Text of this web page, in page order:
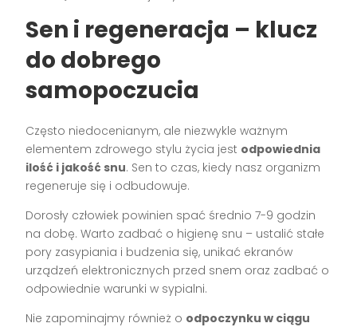
Sen i regeneracja – klucz
do dobrego
samopoczucia
Często niedocenianym, ale niezwykle ważnym
elementem zdrowego stylu życia jest odpowiednia
ilość i jakość snu. Sen to czas, kiedy nasz organizm
regeneruje się i odbudowuje.
Dorosły człowiek powinien spać średnio 7-9 godzin
na dobę. Warto zadbać o higienę snu – ustalić stałe
pory zasypiania i budzenia się, unikać ekranów
urządzeń elektronicznych przed snem oraz zadbać o
odpowiednie warunki w sypialni.
Nie zapominajmy również o odpoczynku w ciągu